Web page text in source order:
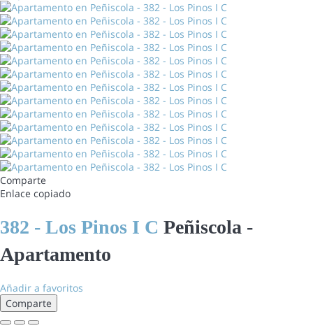
Comparte
Enlace copiado
382 - Los Pinos I C Peñiscola -
Apartamento
Añadir a favoritos
Comparte